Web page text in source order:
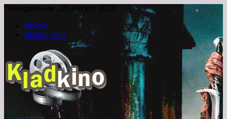
Понедельник , 10 Август 2026
Войти
Switch skin